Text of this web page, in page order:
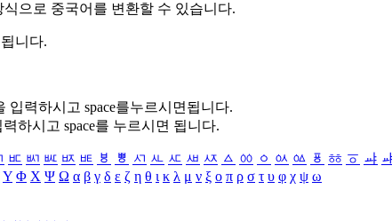
식으로 중국어를 변환할 수 있습니다.
니다.
입력하시고 space를누르시면됩니다.
력하시고 space를 누르시면 됩니다.
ㅳ ㅴ ㅵ ㅶ ㅷ ㅸ ㅹ ㅺ ㅻ ㅼ ㅽ ㅾ ㅿ ㆀ ㆁ ㆂ ㆃ ㆄ ㆅ ㆆ ㆇ ㆈ
Υ Φ Χ Ψ Ω α β γ δ ε ζ η θ ι κ λ μ ν ξ ο π ρ σ τ υ φ χ ψ ω